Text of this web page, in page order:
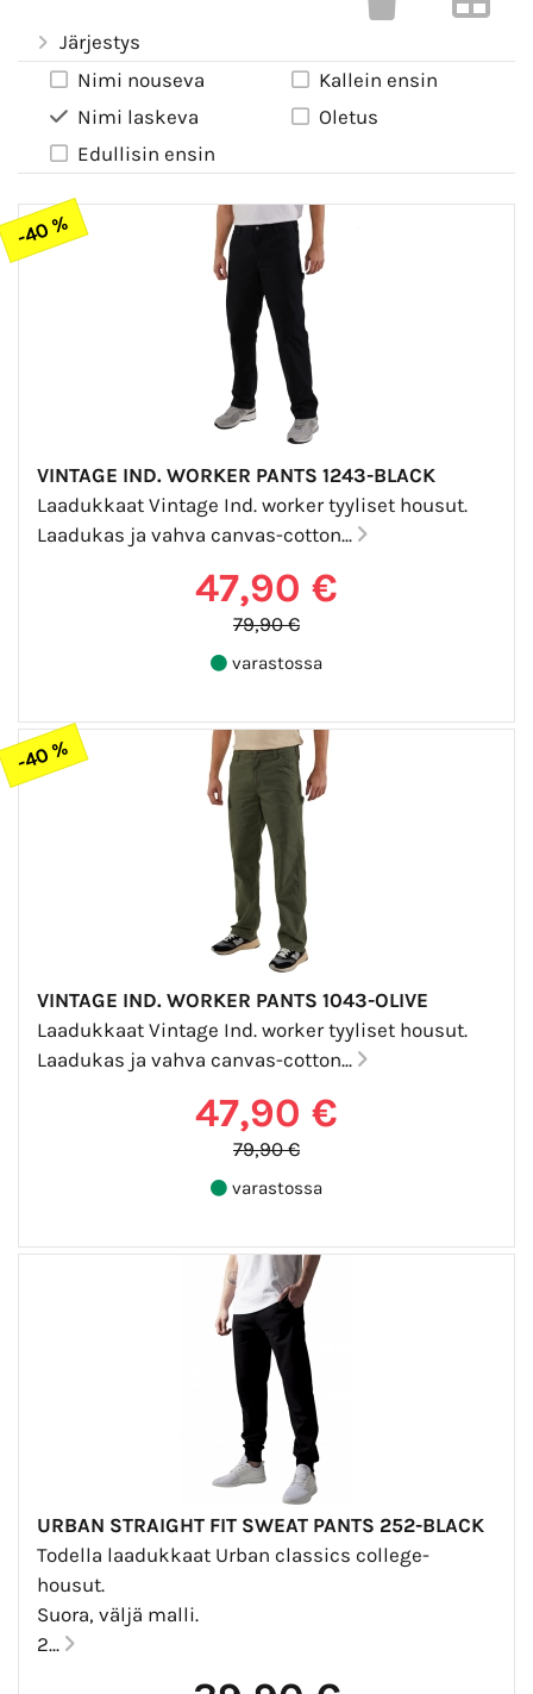
Järjestys
Nimi nouseva
Nimi laskeva
Edullisin ensin
Kallein ensin
Oletus
-40 %
VINTAGE IND. WORKER PANTS 1243-BLACK
Laadukkaat Vintage Ind. worker tyyliset housut.
Laadukas ja vahva canvas-cotton...
47,90 €
79,90 €
varastossa
-40 %
VINTAGE IND. WORKER PANTS 1043-OLIVE
Laadukkaat Vintage Ind. worker tyyliset housut.
Laadukas ja vahva canvas-cotton...
47,90 €
79,90 €
varastossa
URBAN STRAIGHT FIT SWEAT PANTS 252-BLACK
Todella laadukkaat Urban classics college-
housut.
Suora, väljä malli.
2...